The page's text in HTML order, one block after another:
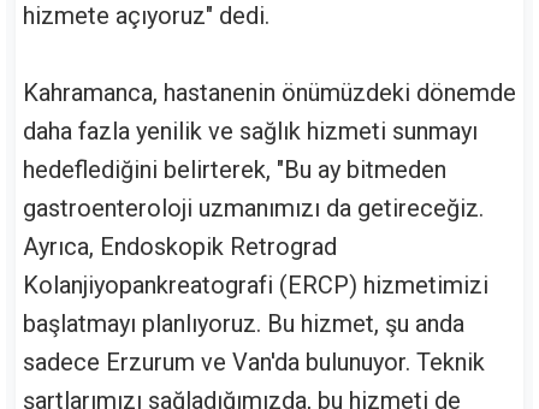
hizmete açıyoruz" dedi.
Kahramanca, hastanenin önümüzdeki dönemde
daha fazla yenilik ve sağlık hizmeti sunmayı
hedeflediğini belirterek, "Bu ay bitmeden
gastroenteroloji uzmanımızı da getireceğiz.
Ayrıca, Endoskopik Retrograd
Kolanjiyopankreatografi (ERCP) hizmetimizi
başlatmayı planlıyoruz. Bu hizmet, şu anda
sadece Erzurum ve Van'da bulunuyor. Teknik
şartlarımızı sağladığımızda, bu hizmeti de